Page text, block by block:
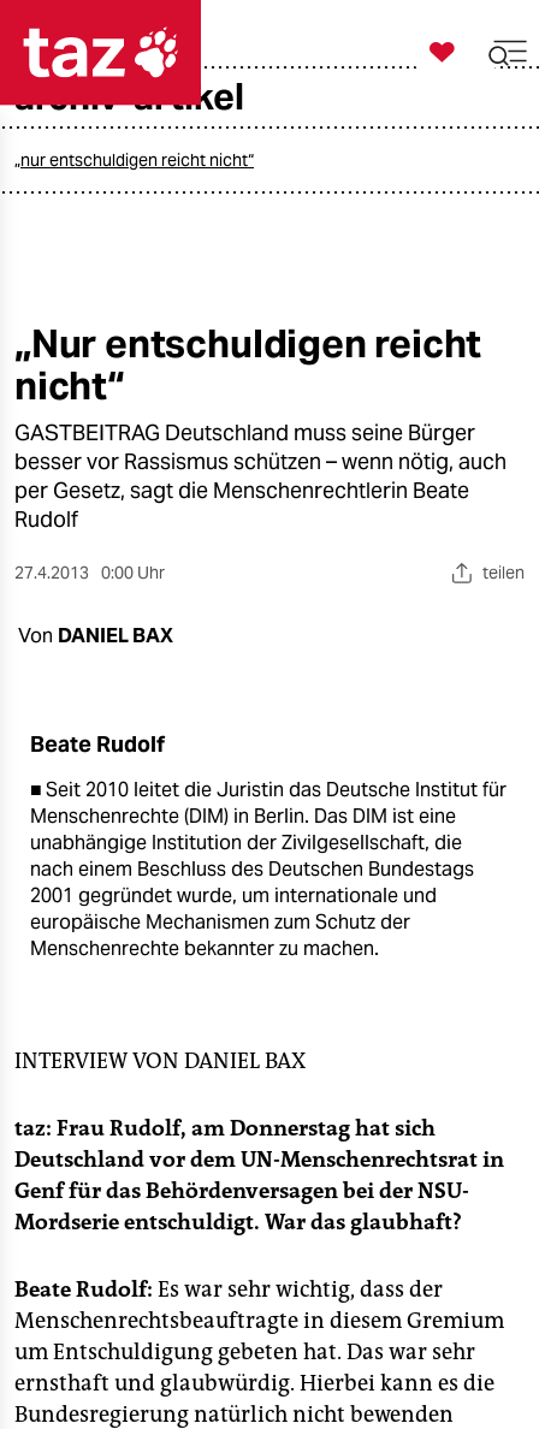
taz zahl ich
öko
gesellschaft
kultur
sport
wahrheit
verlag
veranstaltungen
shop
fragen & hilfe
unterstützen

taz zahl ich
archiv-artikel
„nur entschuldigen reicht nicht“
„Nur entschuldigen reicht
nicht“
GASTBEITRAG Deutschland muss seine Bürger
besser vor Rassismus schützen – wenn nötig, auch
per Gesetz, sagt die Menschenrechtlerin Beate
Rudolf
27.4.2013 0:00 Uhr teilen
Von DANIEL BAX
Beate Rudolf
■ Seit 2010 leitet die Juristin das Deutsche Institut für
Menschenrechte (DIM) in Berlin. Das DIM ist eine
unabhängige Institution der Zivilgesellschaft, die
nach einem Beschluss des Deutschen Bundestags
2001 gegründet wurde, um internationale und
europäische Mechanismen zum Schutz der
Menschenrechte bekannter zu machen.
INTERVIEWVON DANIEL BAX
taz: Frau Rudolf, am Donnerstag hat sich
Deutschland vor dem UN-Menschenrechtsrat in
Genf für das Behördenversagen bei der NSU-
Mordserie entschuldigt. War das glaubhaft?
Beate Rudolf: Es war sehr wichtig, dass der
Menschenrechtsbeauftragte in diesem Gremium
um Entschuldigung gebeten hat. Das war sehr
ernsthaft und glaubwürdig. Hierbei kann es die
Bundesregierung natürlich nicht bewenden